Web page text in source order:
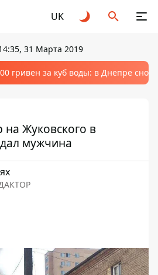
UK
31 Марта 2019
гривен за куб воды: в Днепре
Жуковского в
мужчина